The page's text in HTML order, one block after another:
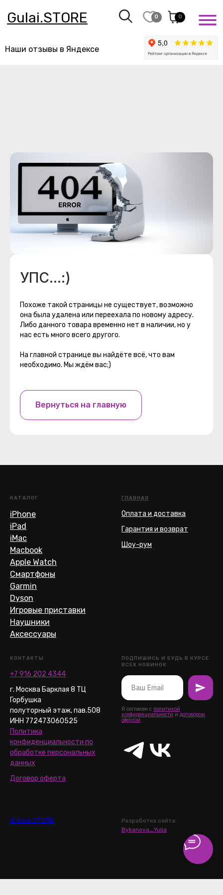
0
Gulai.STORE
Наши отзывы в Яндексе
УПС...:)
Похоже такой страницы не существует, возможно
она была удалена или переехала по новому адресу.
Либо данного товара временно нет в наличии, но у
нас есть много всего другого.
На главной странице вы найдёте всё, что вам
необходимо. Мы ждём вас;)
Вернуться на главную
КАТАЛОГ
iPhone
iPad
iMac
Macbook
Apple Watch
Смартфоны
Garmin
Dyson
Игровые приставки
Наушники
Аксессуары
ГЛАВНАЯ
Оплата и доставка
Гарантия и возврат
Шоу-рум
КОНТАКТЫ
+7 916 202 4344
г. Москва Барклая 8 ТЦ
Горбушка
полуторный этаж, пав.508
ИНН 772473060525
Политика
конфиденциальности по
обработке персональных
данных
Договор оферта
ПОДПИШИСЬ И БУДЬ В КУРСЕ
ВСЕХ НОВИНОК
Я согласен с политикой
конфиденциальности и договором
офертой
© Gulai.STORE
Разработка сайта:
Bykanova_Yulia